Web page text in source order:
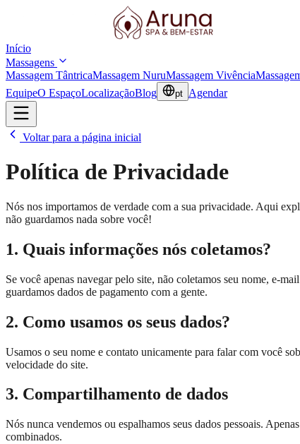
Início
Massagens
Massagem TântricaMassagem NuruMassagem Vivência
EquipeO EspaçoLocalizaçãoBlog pt Agendar
Voltar para a página inicial
Política de Privacidade
Nós nos importamos de verdade com a sua privacidade. Aqui
não guardamos nada sobre você!
1. Quais informações nós coletamos?
Se você apenas navegar pelo site, não coletamos seu nome, e-
guardamos dados de pagamento com a gente.
2. Como usamos os seus dados?
Usamos o seu nome e contato unicamente para falar com você
velocidade do site.
3. Compartilhamento de dados
Nós nunca vendemos ou espalhamos seus dados pessoais.
combinados.